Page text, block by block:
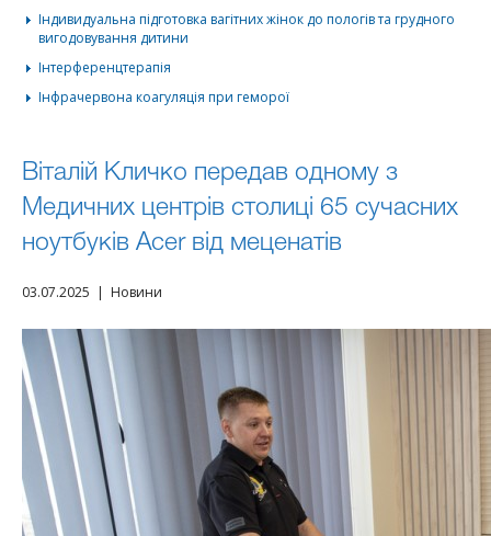
Індивидуальна підготовка вагітних жінок до пологів та грудного
вигодовування дитини
Інтерференцтерапія
Інфрачервона коагуляція при геморої
Віталій Кличко передав одному з
Медичних центрів столиці 65 сучасних
ноутбуків Acer від меценатів
03.07.2025 | Новини